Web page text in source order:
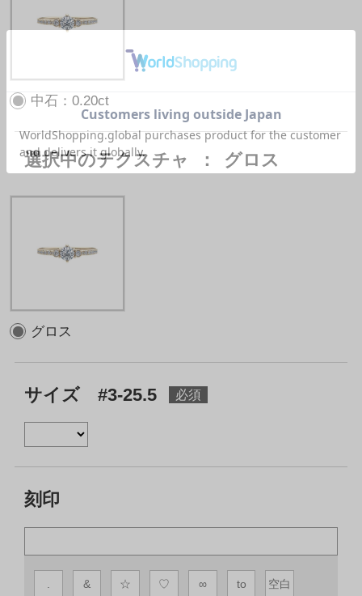
中石：0.20ct
選択中のテクスチャ ： グロス
グロス
サイズ #3-25.5
刻印
. & ☆ ♡ ∞ to 空白